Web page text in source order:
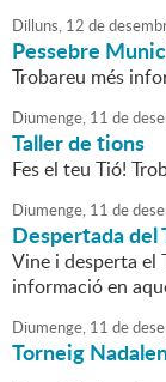
Dilluns, 12 de
Pessebre
Trobareu més
Diumenge, 11 de
Taller de tions
Fes el teu Tió!
Diumenge, 11 de
Despertada del
Vine i desperta el
informació en
Diumenge, 11 de
Torneig